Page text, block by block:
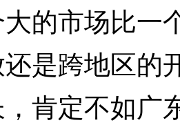
的市场比一
是跨地区的
肯定不如广